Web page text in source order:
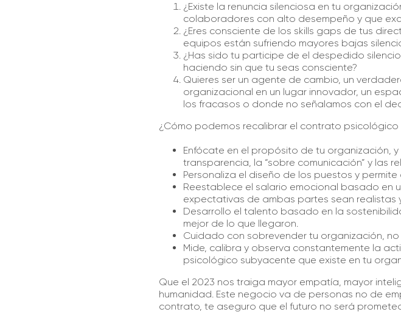
¿Existe la renuncia silenciosa en tu
colaboradores con alto desempeño y que
¿Eres consciente de los skills gaps de tus
equipos están sufriendo mayores bajas
¿Has sido tu participe de el despedido
haciendo sin que tu seas consciente?
Quieres ser un agente de cambio, un
organizacional en un lugar innovador, un
los fracasos o donde no señalamos con el
¿Cómo podemos recalibrar el contrato
Enfócate en el propósito de tu organización,
transparencia, la “sobre comunicación” y las
Personaliza el diseño de los puestos y
Reestablece el salario emocional basado en
expectativas de ambas partes sean realistas
Desarrollo el talento basado en la
mejor de lo que llegaron.
Cuidado con sobrevender tu organización,
Mide, calibra y observa constantemente la
psicológico subyacente que existe en tu
Que el 2023 nos traiga mayor empatía, mayor
humanidad. Este negocio va de personas no de
contrato, te aseguro que el futuro no será